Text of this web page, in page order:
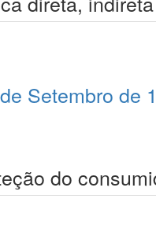
Setembro de
do